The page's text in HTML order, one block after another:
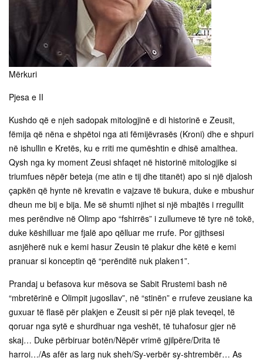
Mërkuri
Pjesa e II
Kushdo që e njeh sadopak mitologjinë e di historinë e Zeusit,
fëmija që nëna e shpëtoi nga ati fëmijëvrasës (Kroni) dhe e shpuri
në ishullin e Kretës, ku e rriti me qumështin e dhisë amalthea.
Qysh nga ky moment Zeusi shfaqet në historinë mitologjike si
triumfues nëpër beteja (me atin e tij dhe titanët) apo si një djalosh
çapkën që hynte në krevatin e vajzave të bukura, duke e mbushur
dheun me bij e bija. Me së shumti njihet si një mbajtës i rregullit
mes perëndive në Olimp apo “fshirrës” i zullumeve të tyre në tokë,
duke këshilluar me fjalë apo qëlluar me rrufe. Por gjithsesi
asnjëherë nuk e kemi hasur Zeusin të plakur dhe këtë e kemi
pranuar si konceptin që “perënditë nuk plaken1”.
Prandaj u befasova kur mësova se Sabit Rrustemi bash në
“mbretërinë e Olimpit jugosllav”, në “stinën” e rrufeve zeusiane ka
guxuar të flasë për plakjen e Zeusit si për një plak teveqel, të
qoruar nga sytë e shurdhuar nga veshët, të tuhafosur gjer në
skaj… Duke përbiruar botën/Nëpër vrimë gjilpëre/Drita të
harroi…/As afër as larg nuk sheh/Sy-verbër sy-shtrembër… As